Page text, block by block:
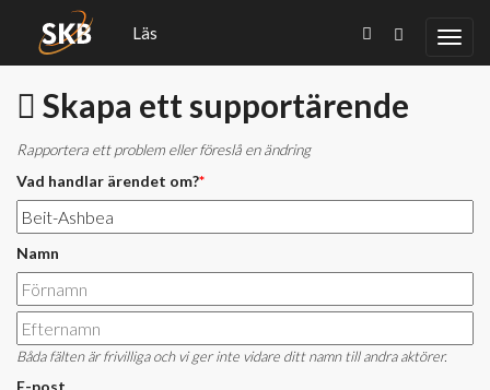
Läs
Skapa ett supportärende
Rapportera ett problem eller föreslå en ändring
Vad handlar ärendet om?*
Namn
Båda fälten är frivilliga och vi ger inte vidare ditt namn till andra aktörer.
E-post